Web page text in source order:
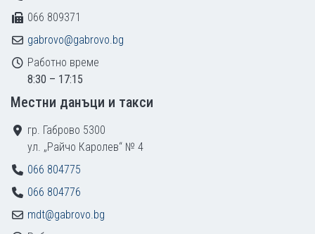
066 809371
gabrovo@gabrovo.bg
Работно време
8:30 – 17:15
Местни данъци и такси
гр. Габрово 5300
ул. „Райчо Каролев“ № 4
066 804775
066 804776
mdt@gabrovo.bg